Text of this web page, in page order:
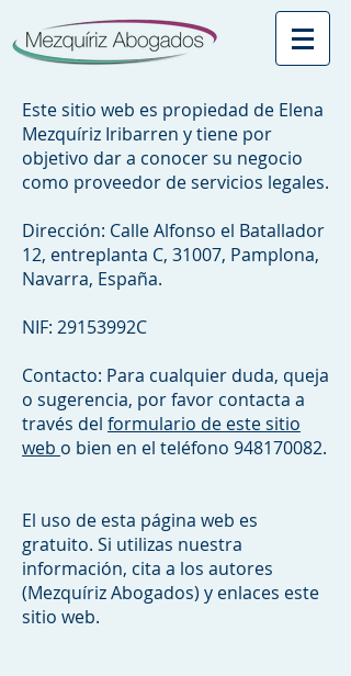
Este sitio web es propiedad de Elena
Mezquíriz Iribarren y tiene por
objetivo dar a conocer su negocio
como proveedor de servicios legales.
Dirección: Calle Alfonso el Batallador
12, entreplanta C, 31007, Pamplona,
Navarra, España.
NIF: 29153992C
Contacto: Para cualquier duda, queja
o sugerencia, por favor contacta a
través del formulario de este sitio
web o bien en el teléfono 948170082.
El uso de esta página web es
gratuito. Si utilizas nuestra
información, cita a los autores
(Mezquíriz Abogados) y enlaces este
sitio web.